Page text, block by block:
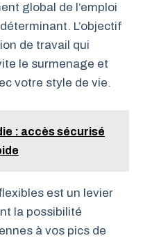
global de l’emploi
L’objectif
de travail qui
le surmenage et
votre style de vie.
: accès sécurisé
est un levier
la possibilité
à vos pics de